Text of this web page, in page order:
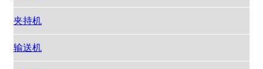
夹持机
输送机